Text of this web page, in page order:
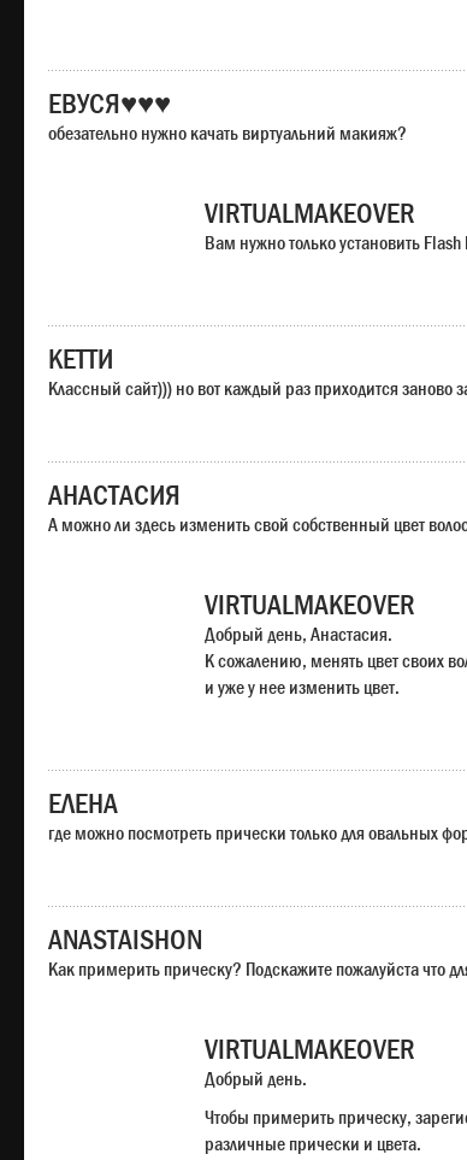
ЕВУСЯ♥♥♥
обезательно нужно качать виртуальний макияж?
VIRTUALMAKEOVER
Вам нужно только установить
КЕТТИ
Классный сайт))) но вот каждый раз приходится заново
АНАСТАСИЯ
А можно ли здесь изменить свой собственный цвет
VIRTUALMAKEOVER
Добрый день, Анастасия.
К сожалению, менять цвет своих
и уже у нее изменить цвет.
ЕЛЕНА
где можно посмотреть прически только для овальных
ANASTAISHON
Как примерить прическу? Подскажите пожалуйста что
VIRTUALMAKEOVER
Добрый день.
Чтобы примерить прическу,
различные прически и цвета.